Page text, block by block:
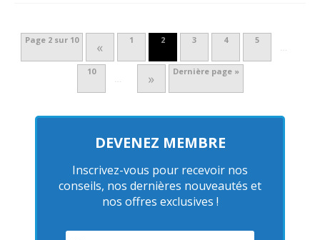
Page 2 sur 10 « 1 2 3 4 5
…
10
… » Dernière page »
DEVENEZ MEMBRE
Inscrivez-vous pour recevoir nos
conseils, nos dernières nouveautés et
nos offres exclusives !